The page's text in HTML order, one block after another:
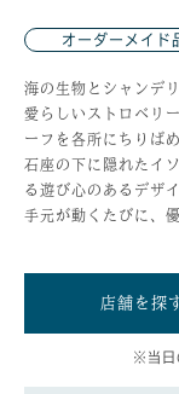
オーダーメイド
海の生物とシャンデ
愛らしいストロベリ
ーフを各所にちりば
石座の下に隠れたイ
る遊び心のあるデザイ
手元が動くたびに、
店舗を探
※当日